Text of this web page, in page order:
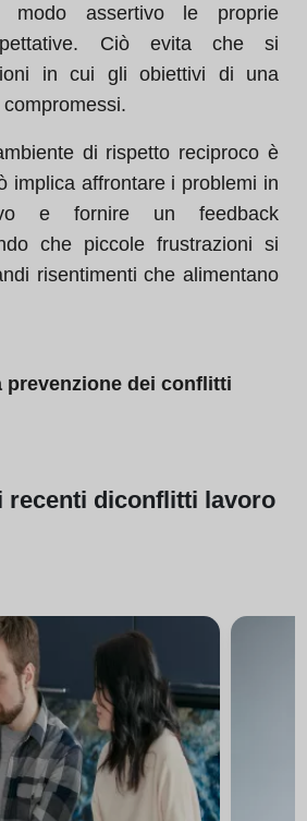
modo assertivo le proprie
Ciò evita che si
in cui gli obiettivi di una
di rispetto reciproco è
implica affrontare i problemi in
e fornire un feedback
che piccole frustrazioni si
risentimenti che alimentano
prevenzione dei conflitti
recenti diconflitti lavoro